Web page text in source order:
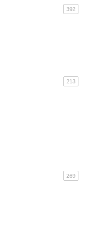
392
213
269